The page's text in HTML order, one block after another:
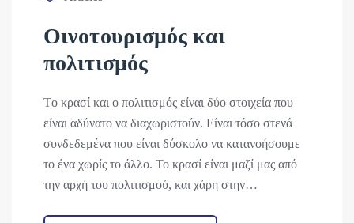
Οινοτουρισμός και
πολιτισμός
Tο κρασί και ο πολιτισμός είναι δύο στοιχεία που
είναι αδύνατο να διαχωριστούν. Είναι τόσο στενά
συνδεδεμένα που είναι δύσκολο να κατανοήσουμε
το ένα χωρίς το άλλο. Το κρασί είναι μαζί μας από
την αρχή του πολιτισμού, και χάρη στην…